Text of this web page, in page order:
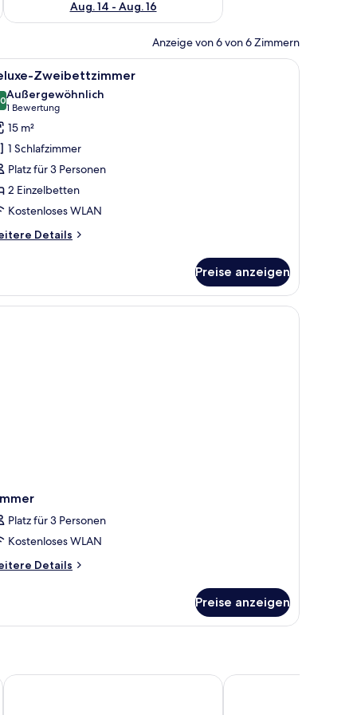
Aug. 14 - Aug. 16
Anzeige von 6 von 6 Zimmern
kostenloses WLAN Ein Hotelzimmer mit zwei Betten, einem
5 Zweibettzimmer
von 10
Außergewöhnlich
1 Bewertung
(1
Bewertung)
15 m²
1 Schlafzimmer
Platz für 3 Personen
2 Einzelbetten
Kostenloses WLAN
Details
Preise anzeigen
Betten befindet sich eine orangefarbene Wand mit drei gerahmten
Nachttisch mit Lampe und drei gerahmten Blumenbildern an der Wand.
Platz für 3 Personen
Kostenloses WLAN
Details
Preise anzeigen
Sunday Malacca Near Jonker Street Formerly Quayside
Prima Hotel Melaka